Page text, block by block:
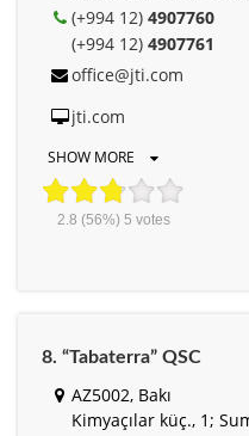
(+994 12) 4907760
(+994 12) 4907761
office@jti.com
jti.com
SHOW MORE
2.8 (56%) 5 votes
8. “Tabaterra” QSC
AZ5002, Bakı
Kimyaçılar küç., 1;